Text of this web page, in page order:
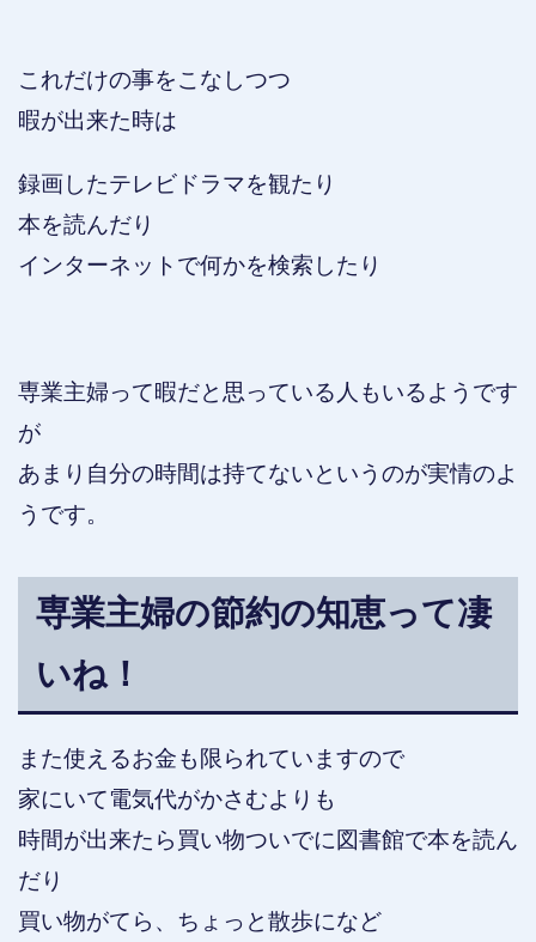
これだけの事をこなしつつ
暇が出来た時は
録画したテレビドラマを観たり
本を読んだり
インターネットで何かを検索したり
専業主婦って暇だと思っている人もいるようです
が
あまり自分の時間は持てないというのが実情のよ
うです。
専業主婦の節約の知恵って凄
いね！
また使えるお金も限られていますので
家にいて電気代がかさむよりも
時間が出来たら買い物ついでに図書館で本を読ん
だり
買い物がてら、ちょっと散歩になど